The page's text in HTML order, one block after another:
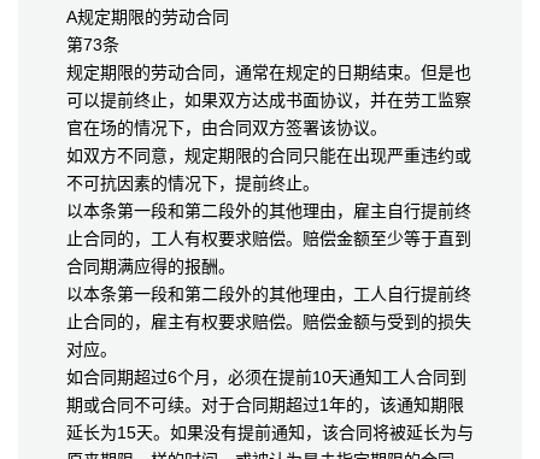
A规定期限的劳动合同
第73条
规定期限的劳动合同，通常在规定的日期结束。但是也
可以提前终止，如果双方达成书面协议，并在劳工监察
官在场的情况下，由合同双方签署该协议。
如双方不同意，规定期限的合同只能在出现严重违约或
不可抗因素的情况下，提前终止。
以本条第一段和第二段外的其他理由，雇主自行提前终
止合同的，工人有权要求赔偿。赔偿金额至少等于直到
合同期满应得的报酬。
以本条第一段和第二段外的其他理由，工人自行提前终
止合同的，雇主有权要求赔偿。赔偿金额与受到的损失
对应。
如合同期超过6个月，必须在提前10天通知工人合同到
期或合同不可续。对于合同期超过1年的，该通知期限
延长为15天。如果没有提前通知，该合同将被延长为与